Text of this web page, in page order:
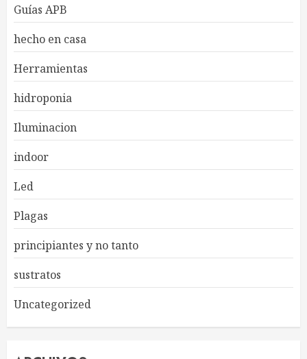
Guías APB
hecho en casa
Herramientas
hidroponia
Iluminacion
indoor
Led
Plagas
principiantes y no tanto
sustratos
Uncategorized